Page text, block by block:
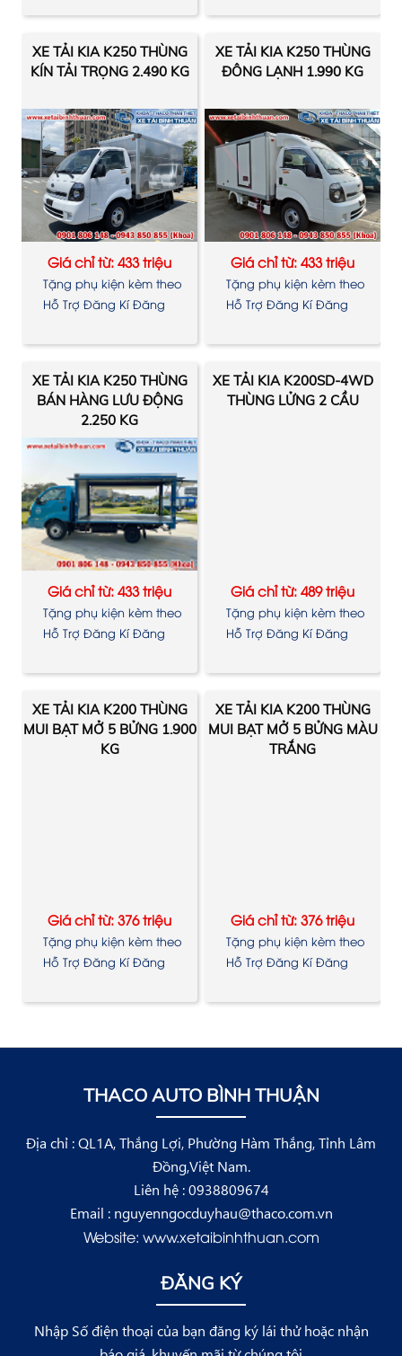
XE TẢI KIA K250 THÙNG
KÍN TẢI TRỌNG 2.490 KG
Giá chỉ từ: 433 triệu
Tặng phụ kiện kèm theo
xe
Hỗ Trợ Đăng Kí Đăng
XE TẢI KIA K250 THÙNG
ĐÔNG LẠNH 1.990 KG
Giá chỉ từ: 433 triệu
Tặng phụ kiện kèm theo
xe
Hỗ Trợ Đăng Kí Đăng
XE TẢI KIA K250 THÙNG
BÁN HÀNG LƯU ĐỘNG
2.250 KG
Giá chỉ từ: 433 triệu
Tặng phụ kiện kèm theo
xe
Hỗ Trợ Đăng Kí Đăng
XE TẢI KIA K200SD-4WD
THÙNG LỬNG 2 CẦU
Giá chỉ từ: 489 triệu
Tặng phụ kiện kèm theo
xe
Hỗ Trợ Đăng Kí Đăng
XE TẢI KIA K200 THÙNG
MUI BẠT MỞ 5 BỬNG 1.900
KG
Giá chỉ từ: 376 triệu
Tặng phụ kiện kèm theo
xe
Hỗ Trợ Đăng Kí Đăng
XE TẢI KIA K200 THÙNG
MUI BẠT MỞ 5 BỬNG MÀU
TRẮNG
Giá chỉ từ: 376 triệu
Tặng phụ kiện kèm theo
xe
Hỗ Trợ Đăng Kí Đăng
Thaco Bình Thuận, xe tải Phan Thiết,
bán xe tải trả góp, xe tải Thaco Phan
Thiết
THACO AUTO BÌNH THUẬN
Địa chỉ : QL1A, Thắng Lợi, Phường Hàm Thắng, Tỉnh Lâm
Đồng,Việt Nam.
Liên hệ : 0938809674
Email : nguyenngocduyhau@thaco.com.vn
Website: www.xetaibinhthuan.com
ĐĂNG KÝ
Nhập Số điện thoại của bạn đăng ký lái thử hoặc nhận